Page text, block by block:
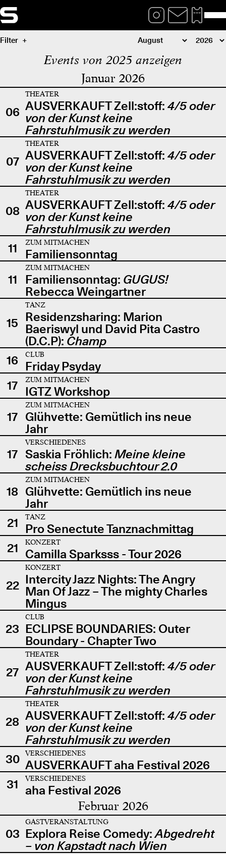
Filter
Events von 2025 anzeigen
Januar 2026
06
THEATER
AUSVERKAUFT Zell:stoff: 4/5 oder
von der Kunst keine
Fahrstuhlmusik zu werden
07
THEATER
AUSVERKAUFT Zell:stoff: 4/5 oder
von der Kunst keine
Fahrstuhlmusik zu werden
08
THEATER
AUSVERKAUFT Zell:stoff: 4/5 oder
von der Kunst keine
Fahrstuhlmusik zu werden
11
ZUM MITMACHEN
Familiensonntag
11
ZUM MITMACHEN
Familiensonntag: GUGUS!
Rebecca Weingartner
15
TANZ
Residenzsharing: Marion
Baeriswyl und David Pita Castro
(D.C.P): Champ
16
CLUB
Friday Psyday
17
ZUM MITMACHEN
IGTZ Workshop
17
ZUM MITMACHEN
Glühvette: Gemütlich ins neue
Jahr
17
VERSCHIEDENES
Saskia Fröhlich: Meine kleine
scheiss Drecksbuchtour 2.0
18
ZUM MITMACHEN
Glühvette: Gemütlich ins neue
Jahr
21
TANZ
Pro Senectute Tanznachmittag
21
KONZERT
Camilla Sparksss - Tour 2026
22
KONZERT
Intercity Jazz Nights: The Angry
Man Of Jazz – The mighty Charles
Mingus
23
CLUB
ECLIPSE BOUNDARIES: Outer
Boundary - Chapter Two
27
THEATER
AUSVERKAUFT Zell:stoff: 4/5 oder
von der Kunst keine
Fahrstuhlmusik zu werden
28
THEATER
AUSVERKAUFT Zell:stoff: 4/5 oder
von der Kunst keine
Fahrstuhlmusik zu werden
30
VERSCHIEDENES
AUSVERKAUFT aha Festival 2026
31
VERSCHIEDENES
aha Festival 2026
Februar 2026
03
GASTVERANSTALTUNG
Explora Reise Comedy:Abgedreht
– von Kapstadt nach Wien